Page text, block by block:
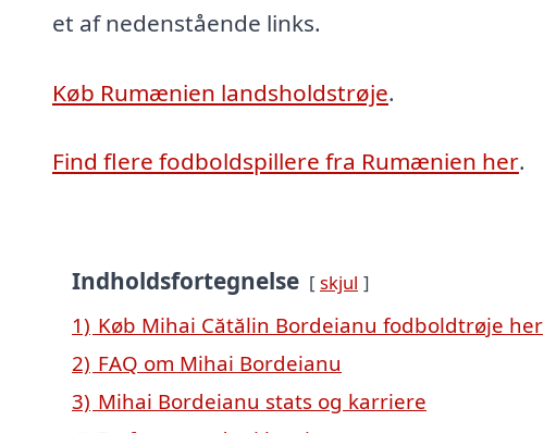
et af nedenstående links.
Køb Rumænien landsholdstrøje.
Find flere fodboldspillere fra Rumænien her.
Indholdsfortegnelse skjul
1) Køb Mihai Cătălin Bordeianu fodboldtrøje her
2) FAQ om Mihai Bordeianu
3) Mihai Bordeianu stats og karriere